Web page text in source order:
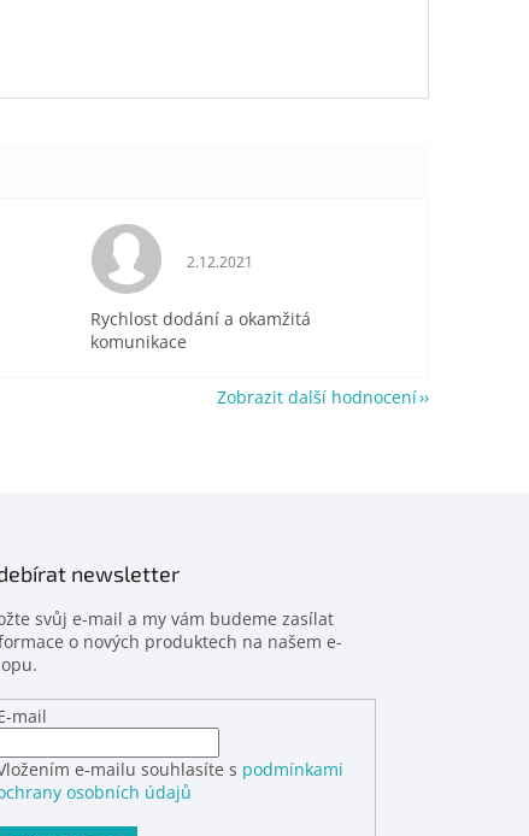
5 z 5 hvězdiček. Hodnocení obchodu je 5 z 5 hvězdiček.
2.12.2021
Rychlost dodání a okamžitá
komunikace
Zobrazit další hodnocení
newsletter
svůj e-mail a my vám budeme zasílat
o nových produktech na našem e-
mail
e-mailu souhlasíte s podmínkami
osobních údajů